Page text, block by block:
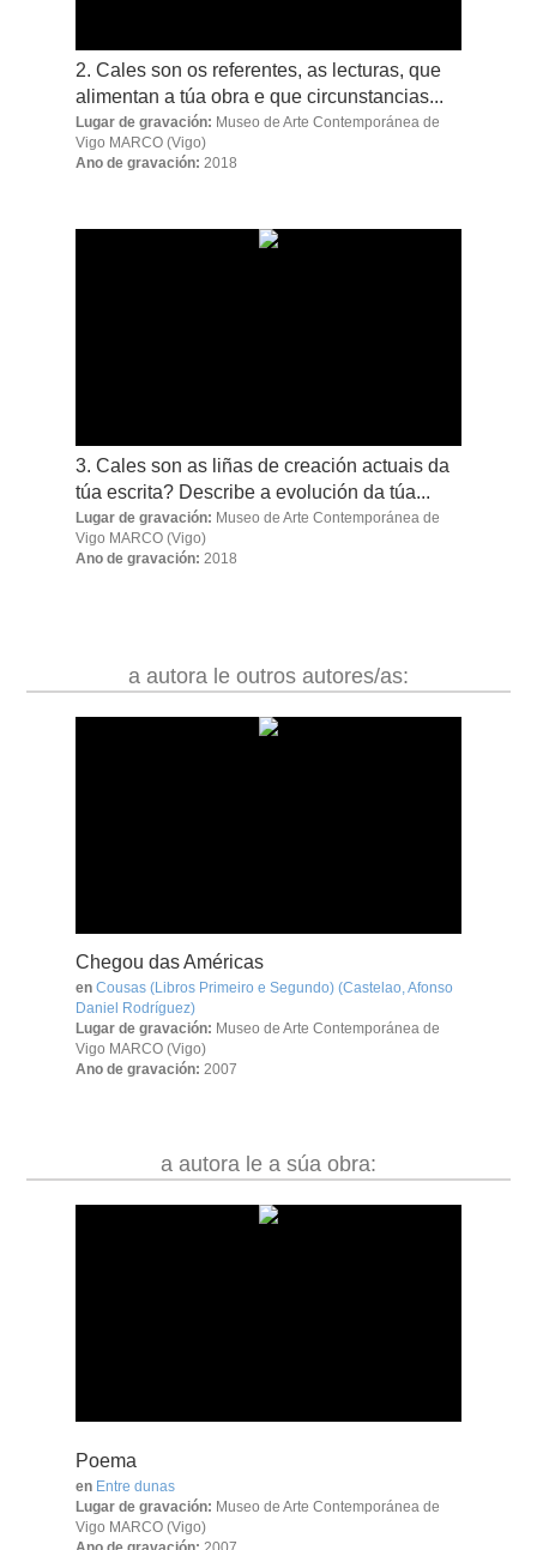
2. Cales son os referentes, as lecturas, que
alimentan a túa obra e que circunstancias...
Lugar de gravación: Museo de Arte Contemporánea de
Vigo MARCO(Vigo)
Ano de gravación: 2018
3. Cales son as liñas de creación actuais da
túa escrita? Describe a evolución da túa...
Lugar de gravación: Museo de Arte Contemporánea de
Vigo MARCO(Vigo)
Ano de gravación: 2018
a autora le outros autores/as:
Chegou das Américas
en Cousas (Libros Primeiro e Segundo) (Castelao, Afonso
Daniel Rodríguez)
Lugar de gravación: Museo de Arte Contemporánea de
Vigo MARCO (Vigo)
Ano de gravación: 2007
a autora le a súa obra:
Poema
en Entre dunas
Lugar de gravación: Museo de Arte Contemporánea de
Vigo MARCO (Vigo)